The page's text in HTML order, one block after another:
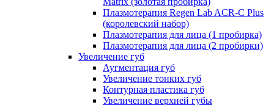
Плазмотерапия Regen Lab ACR-C Plus
(королевский набор)
Плазмотерапия для лица (1 пробирка)
Плазмотерапия для лица (2 пробирки)
Увеличение губ
Аугментация губ
Увеличение тонких губ
Контурная пластика губ
Увеличение верхней губы